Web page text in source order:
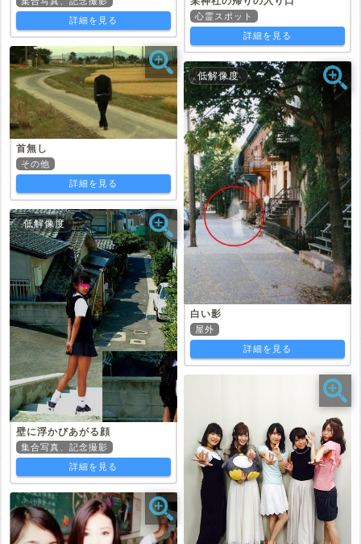
詳細を見る
首無し
その他
詳細を見る
低解像度
壁に浮かびあがる顔
集合写真、記念撮影
詳細を見る
心霊スポット
詳細を見る
低解像度
白い影
屋外
詳細を見る